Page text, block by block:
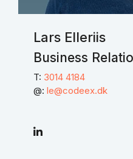
Lars Elleriis
Business
T: 3014 4184
@: le@codeex.dk